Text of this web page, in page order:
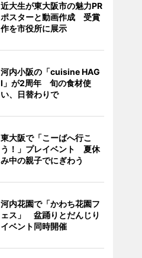
近大生が東大阪市の魅力PR
ポスターと動画作成 受賞
作を市役所に展示
河内小阪の「cuisine HAG
I」が2周年 旬の食材使
い、日替わりで
東大阪で「こーばへ行こ
う！」プレイベント 夏休
み中の親子でにぎわう
河内花園で「かわち花園フ
ェス」 盆踊りとだんじり
イベント同時開催